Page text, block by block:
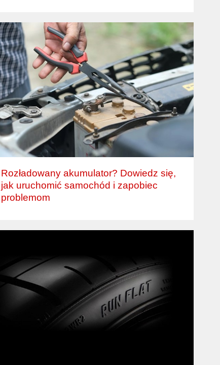
Rozładowany akumulator? Dowiedz się,
jak uruchomić samochód i zapobiec
problemom